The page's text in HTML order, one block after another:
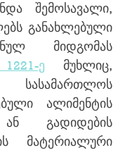
შემოსავალი,
განახლებული
მიდგომას
ე მუხლიც,
სასამართლოს
ალიმენტის
გადიდების
მატერიალური